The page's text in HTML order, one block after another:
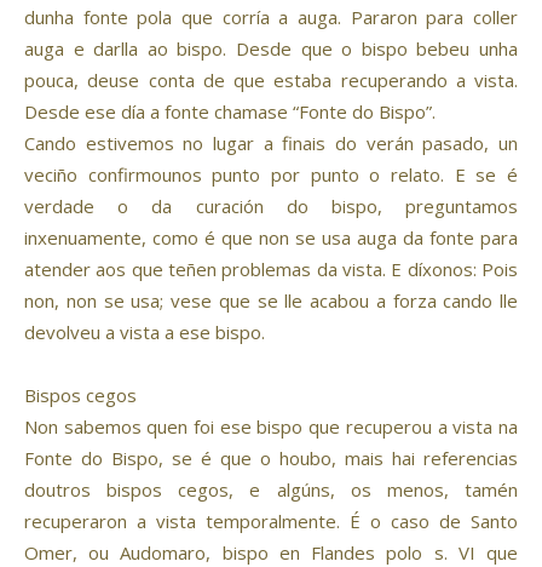
dunha fonte pola que corría a auga. Pararon para coller
auga e darlla ao bispo. Desde que o bispo bebeu unha
pouca, deuse conta de que estaba recuperando a vista.
Desde ese día a fonte chamase “Fonte do Bispo”.
Cando estivemos no lugar a finais do verán pasado, un
veciño confirmounos punto por punto o relato. E se é
verdade o da curación do bispo, preguntamos
inxenuamente, como é que non se usa auga da fonte para
atender aos que teñen problemas da vista. E díxonos: Pois
non, non se usa; vese que se lle acabou a forza cando lle
devolveu a vista a ese bispo.
Bispos cegos
Non sabemos quen foi ese bispo que recuperou a vista na
Fonte do Bispo, se é que o houbo, mais hai referencias
doutros bispos cegos, e algúns, os menos, tamén
recuperaron a vista temporalmente. É o caso de Santo
Omer, ou Audomaro, bispo en Flandes polo s. VI que